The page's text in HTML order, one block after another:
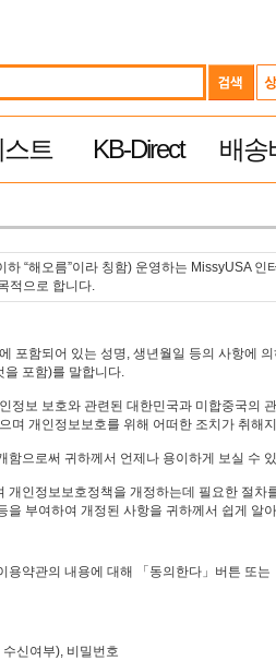
트 KB-Direct 배송
“해오름”이라 칭함) 운영하는 MissyUSA
적으로 합니다.
포함되어 있는 성명, 생년월일 등의 사항에
을 포함)를 말합니다.
정보 보호와 관련된 대한민국과 미합중국의
며 개인정보보호를 위해 어떠한 조치가 취해
으로써 귀하께서 언제나 용이하게 보실 수
인정보보호정책을 개정하는데 필요한 절차
부여하여 개정된 사항을 귀하께서 쉽게 알
약관의 내용에 대해 「동의한다」버튼 또
신여부), 비밀번호